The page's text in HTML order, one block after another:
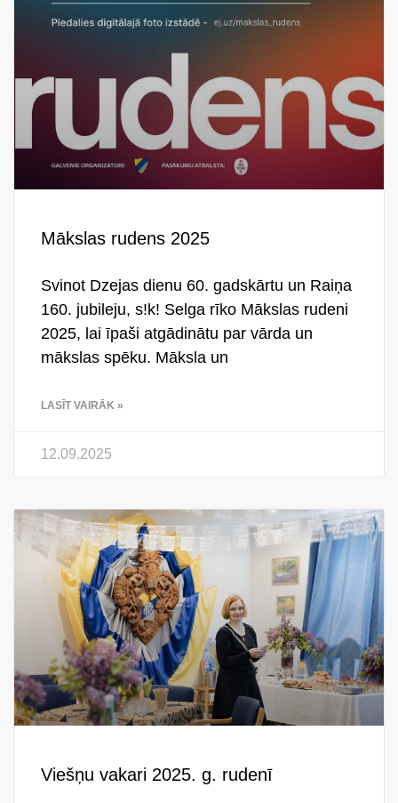
Mākslas rudens 2025
Svinot Dzejas dienu 60. gadskārtu un Raiņa
160. jubileju, s!k! Selga rīko Mākslas rudeni
2025, lai īpaši atgādinātu par vārda un
mākslas spēku. Māksla un
LASĪT VAIRĀK »
12.09.2025
Viešņu vakari 2025. g. rudenī